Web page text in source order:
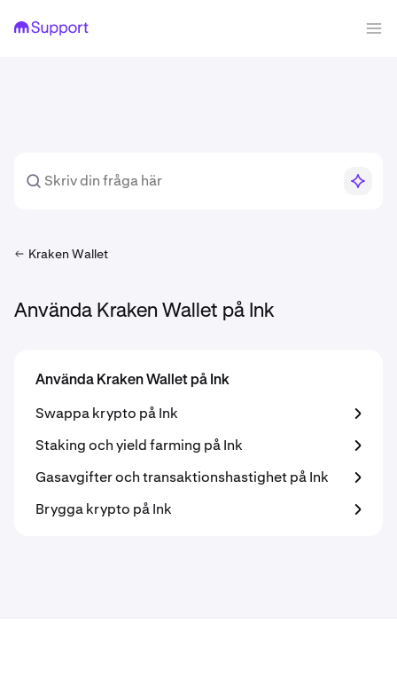
Kraken Wallet
Använda Kraken Wallet på Ink
Använda Kraken Wallet på Ink
Swappa krypto på Ink
Staking och yield farming på Ink
Gasavgifter och transaktionshastighet på Ink
Brygga krypto på Ink